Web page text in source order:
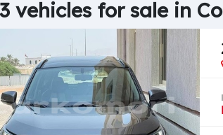
vehicles for sale in